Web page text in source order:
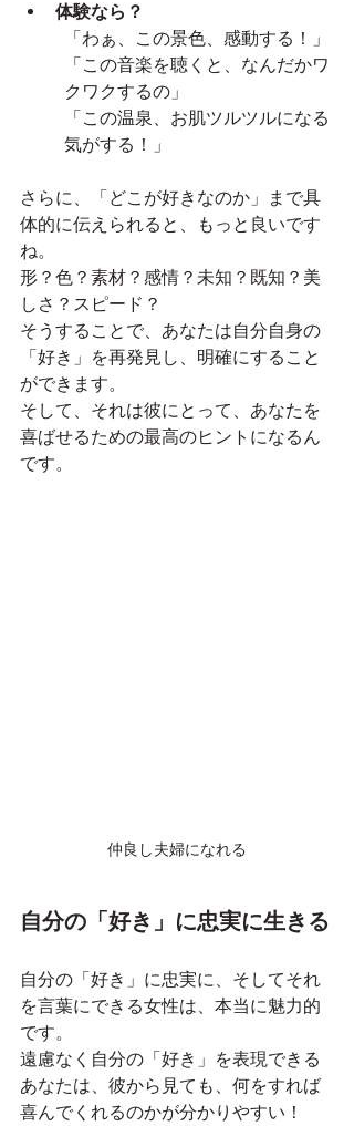
体験なら？
「わぁ、この景色、感動する！」
「この音楽を聴くと、なんだかワ
クワクするの」
「この温泉、お肌ツルツルになる
気がする！」
さらに、「どこが好きなのか」まで具
体的に伝えられると、もっと良いです
ね。
形？色？素材？感情？未知？既知？美
しさ？スピード？
そうすることで、あなたは自分自身の
「好き」を再発見し、明確にすること
ができます。
そして、それは彼にとって、あなたを
喜ばせるための最高のヒントになるん
です。
仲良し夫婦になれる
自分の「好き」に忠実に生きる
自分の「好き」に忠実に、そしてそれ
を言葉にできる女性は、本当に魅力的
です。
遠慮なく自分の「好き」を表現できる
あなたは、彼から見ても、何をすれば
喜んでくれるのかが分かりやすい！